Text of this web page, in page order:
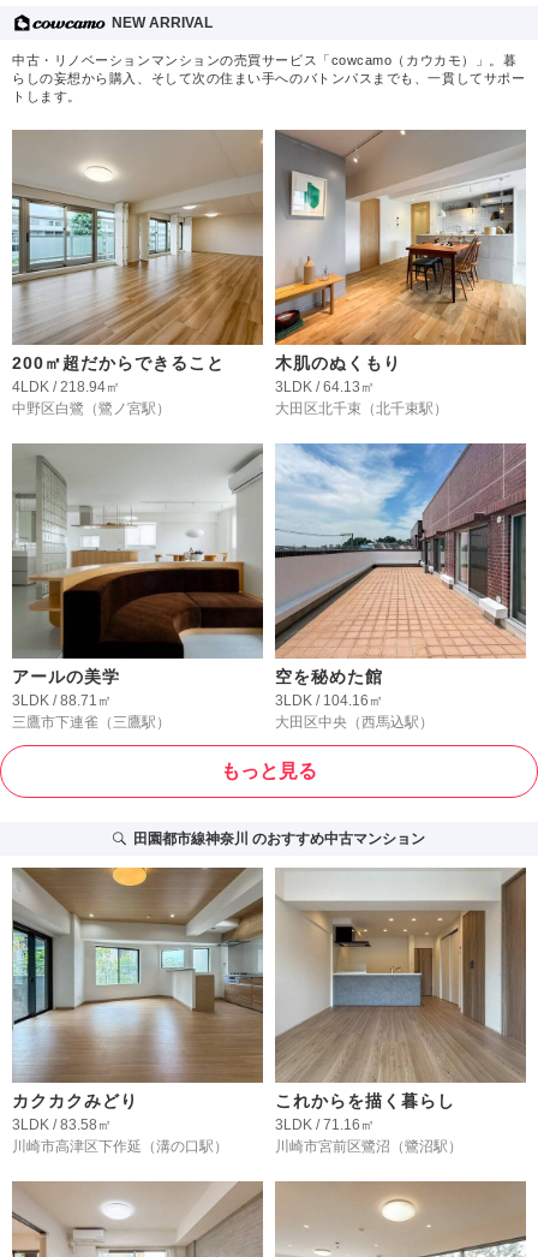
NEW ARRIVAL
中古・リノベーションマンションの売買サービス「cowcamo（カウカモ）」。暮
らしの妄想から購入、そして次の住まい手へのバトンパスまでも、一貫してサポー
トします。
200㎡超だからできること
4LDK / 218.94㎡
中野区白鷺 （鷺ノ宮駅）
木肌のぬくもり
3LDK / 64.13㎡
大田区北千束 （北千束駅）
アールの美学
3LDK / 88.71㎡
三鷹市下連雀 （三鷹駅）
空を秘めた館
3LDK / 104.16㎡
大田区中央 （西馬込駅）
もっと見る
田園都市線神奈川 のおすすめ中古マンション
カクカクみどり
3LDK / 83.58㎡
川崎市高津区下作延 （溝の口駅）
これからを描く暮らし
3LDK / 71.16㎡
川崎市宮前区鷺沼 （鷺沼駅）